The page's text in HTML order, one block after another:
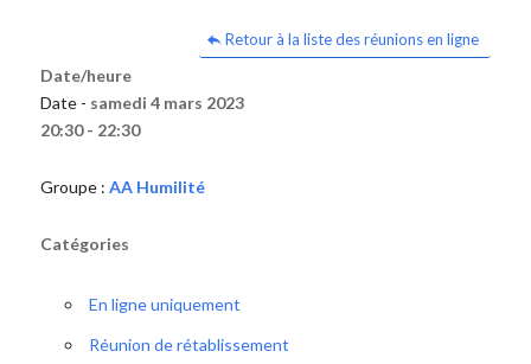
Retour à la liste des réunions en ligne
Date/heure
Date - samedi 4 mars 2023
20:30 - 22:30
Groupe : AA Humilité
Catégories
En ligne uniquement
Réunion de rétablissement